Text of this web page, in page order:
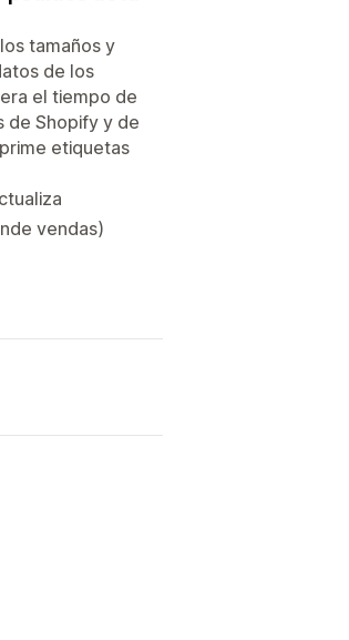
tamaños y
de los
el tiempo de
de Shopify y de
etiquetas
vendas)